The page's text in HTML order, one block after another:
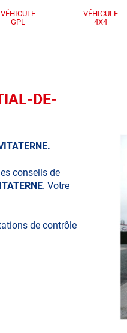
VÉHICULE
GPL
VÉHICULE
4X4
DE-
conseils de
. Votre
de contrôle